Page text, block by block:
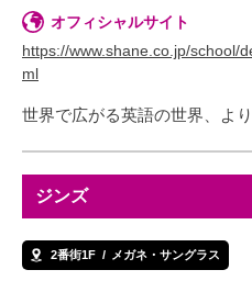
オフィシャルサイト
https://www.shane.co.jp/school/
ml
世界で広がる英語の世界、よ
ジンズ
2番街1F メガネ・サングラス